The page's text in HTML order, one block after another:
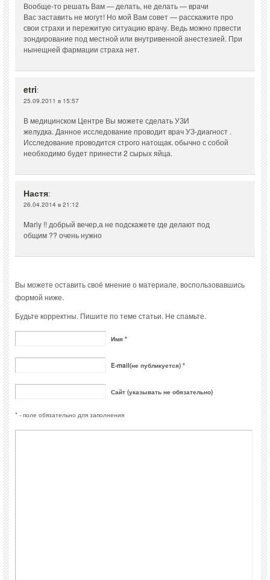
Вообще-то решать Вам — делать, не делать — врачи
Вас заставить не могут! Но мой Вам совет — расскажите про
свои страхи и пережитую ситуацию врачу. Ведь можно првести
зондирование под местной или внутривенной анестезией. При
нынещней фармации страха нет.
etri:
25.09.2011 в 15:57
В медицинском Центре Вы можете сделать УЗИ
желудка. Данное исследование проводит врач УЗ-диагност .
Исследование проводится строго натощак. обычно с собой
необходимо будет принести 2 сырых яйца.
Настя:
26.04.2014 в 21:12
Mariy !! добрый вечер,а не подскажете где делают под
общим ?? очень нужно
Вы можете оставить своё мнение о материале, воспользовавшись
формой ниже.
Будьте корректны. Пишите по теме статьи. Не спамьте.
Имя *
E-mail(не публикуется) *
Сайт (указывать не обязательно)
* - поле обязательно для заполнения